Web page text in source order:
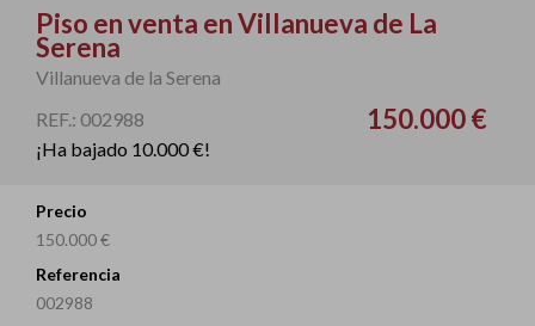
Piso en venta en Villanueva de La
Serena
Villanueva de la Serena
REF.: 002988
150.000 €
¡Ha bajado 10.000 €!
Precio
150.000 €
Referencia
002988